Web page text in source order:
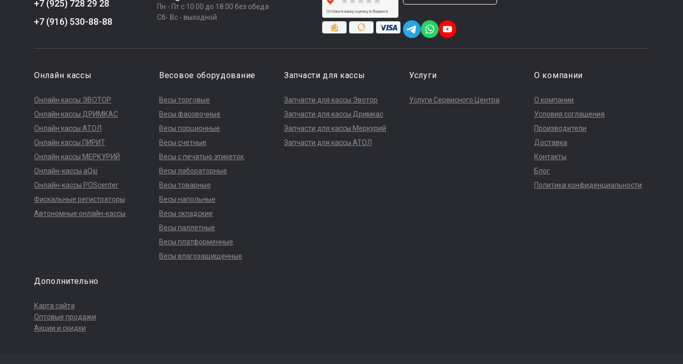
+7 (925) 728 29 28
+7 (916) 530-88-88
Пн - Пт с 10.00 до 18.00 без обеда
Сб- Вс - выходной
Онлайн кассы
Онлайн кассы ЭВОТОР
Онлайн кассы ДРИМКАС
Онлайн кассы АТОЛ
Онлайн кассы ПИРИТ
Онлайн кассы МЕРКУРИЙ
Онлайн-кассы aQsi
Онлайн-кассы POScenter
Фискальные регистраторы
Автономные онлайн-кассы
Весовое оборудование
Весы торговые
Весы фасовочные
Весы порционные
Весы счетные
Весы с печатью этикеток
Весы лабораторные
Весы товарные
Весы напольные
Весы складские
Весы паллетные
Весы платформенные
Весы влагозащищенные
Запчасти для кассы
Запчасти для кассы Эвотор
Запчасти для кассы Дримкас
Запчасти для кассы Меркурий
Запчасти для кассы АТОЛ
Услуги
Услуги Сервисного Центра
О компании
О компании
Условия соглашения
Производители
Доставка
Контакты
Блог
Политика конфиденциальности
Дополнительно
Карта сайта
Оптовые продажи
Акции и скидки